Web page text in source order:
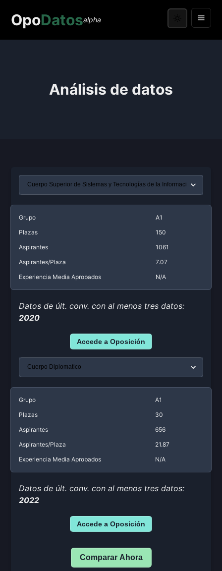
OpoDatosalpha
Análisis de datos
Grupo
A1
Plazas
150
Aspirantes
1061
Aspirantes/Plaza
7.07
Experiencia Media Aprobados
N/A
Datos de últ. conv. con al menos tres datos:
2020
Accede a Oposición
Grupo
A1
Plazas
30
Aspirantes
656
Aspirantes/Plaza
21.87
Experiencia Media Aprobados
N/A
Datos de últ. conv. con al menos tres datos:
2022
Accede a Oposición
Comparar Ahora